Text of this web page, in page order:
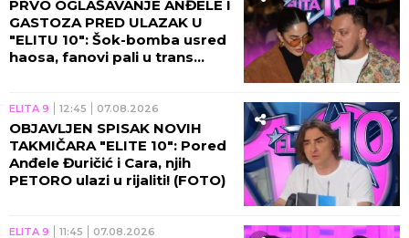
PRVO OGLAŠAVANJE ANĐELE I
GASTOZA PRED ULAZAK U
"ELITU 10": Šok-bomba usred
haosa, fanovi pali u trans
ELITA 9 12:45 07.08.2026
OBJAVLJEN SPISAK NOVIH
TAKMIČARA "ELITE 10": Pored
Anđele Đuričić i Cara, njih
PETORO ulazi u rijaliti! (FOTO)
ELITA 9 11:45 07.08.2026